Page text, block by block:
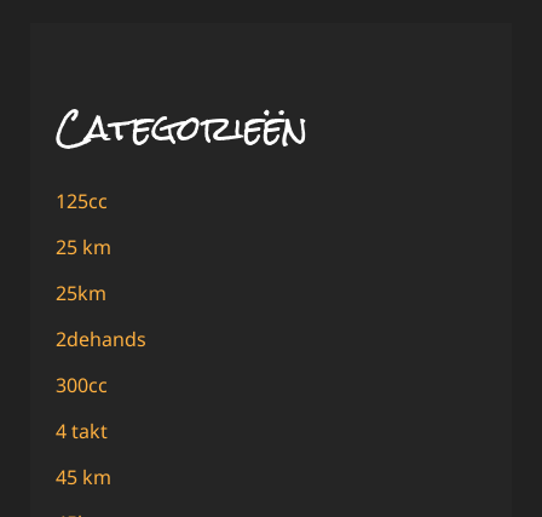
Categorieën
125cc
25 km
25km
2dehands
300cc
4 takt
45 km